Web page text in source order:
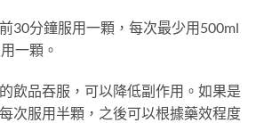
30分鐘服用一顆，每次最少用500ml
一顆。
飲品吞服，可以降低副作用。如果是
次服用半顆，之後可以根據藥效程度